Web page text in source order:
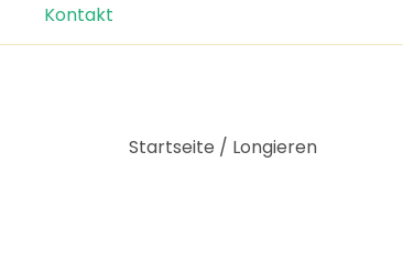
Kontakt
Startseite / Longieren